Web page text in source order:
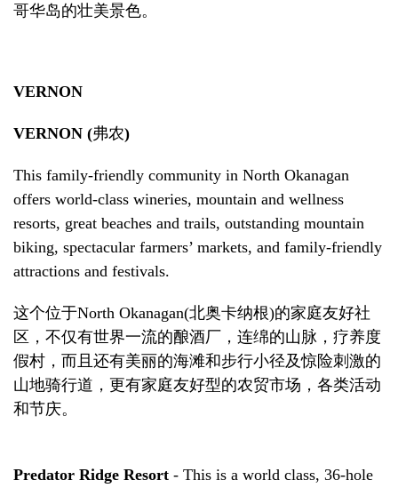
哥华岛的壮美景色。
VERNON
VERNON (弗农)
This family-friendly community in North Okanagan
offers world-class wineries, mountain and wellness
resorts, great beaches and trails, outstanding mountain
biking, spectacular farmers’ markets, and family-friendly
attractions and festivals.
这个位于North Okanagan(北奥卡纳根)的家庭友好社
区，不仅有世界一流的酿酒厂，连绵的山脉，疗养度
假村，而且还有美丽的海滩和步行小径及惊险刺激的
山地骑行道，更有家庭友好型的农贸市场，各类活动
和节庆。
Predator Ridge Resort - This is a world class, 36-hole